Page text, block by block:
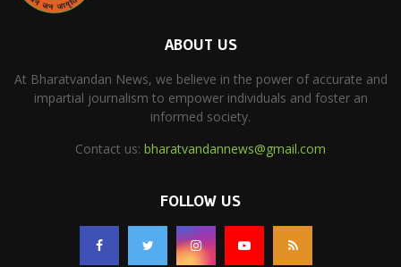
ABOUT US
At Bharatvandan News, we believe in the power of accurate and
impartial journalism to empower individuals and foster an
informed society.
Contact us: bharatvandannews@gmail.com
FOLLOW US